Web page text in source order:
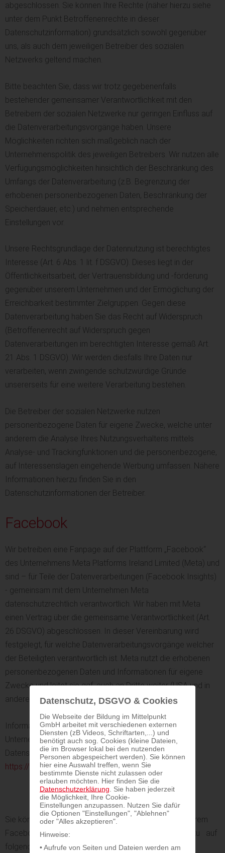
Datenschutz, DSGVO & Cookies
Die Webseite der Bildung im Mittelpunkt
GmbH arbeitet mit verschiedenen externen
Diensten (zB Videos, Schriftarten,...) und
benötigt auch sog. Cookies (kleine Dateien,
die im Browser lokal bei den nutzenden
Personen abgespeichert werden). Sie können
hier eine Auswahl treffen, wenn Sie
bestimmte Dienste nicht zulassen oder
erlauben möchten. Hier finden Sie die
Datenschutzerklärung . Sie haben jederzeit
die Möglichkeit, Ihre Cookie-
Einstellungen anzupassen. Nutzen Sie dafür
die Optionen "Einstellungen", "Ablehnen"
oder "Alles akzeptieren".
Hinweise:
• Aufrufe von Seiten und Dateien werden am
abgeschlossen. Sie können Ihre Rechte (näher hierzu siehe
unter dem Punkt Betroffenenrechte in dieser
Datenschutzinformation) grundsätzlich sowohl gegenüber
uns, als auch dem jeweiligen Betreiber des sozialen
Netzwerks geltend machen.
Bitte beachten Sie, dass wir trotz gegebenenfalls
bestehender gemeinsamer Verantwortlichkeit mit den
Betreibern der sozialen Netzwerke nur geringen Einfluss auf
die Datenverarbeitungsvorgänge haben. Unsere
Möglichkeiten richten sich maßgeblich nach der
Unternehmenspolitik des jeweiligen Betreibers. Wir nutzen alle
Verfügungsmöglichkeiten hinsichtlich der Beschränkung des
Umfangs der Datenverarbeitung (z.B. Begrenzung der
erhobenen personenbezogenen Daten, Beschränkung der
Speicherdauer, etc.) und nehmen entsprechende
Einstellungen vor.
Unsere Rechtsgrundlage der Datennutzung ist berechtigtes
Interesse (Art. 6 Abs. 1 lit. f DSGVO). Dieses liegt in der
Öffentlichkeitsarbeit, der Vertrauensbildung und -förderung
gegenüber unserem Unternehmen und der Ermöglichung der
Erreichbarkeit bestimmter Zielgruppen. Gegen diese
Datenverarbeitung haben Sie das Recht auf Widerspruch
(Betroffenenrecht auf Widerspruch gegen
Datenverarbeitungen im berechtigten Interesse gemäß Art.
21 Abs. 1 DSGVO). Wir werden diesfalls Ihre Daten nur
verarbeiten, wenn zwingende schutzwürdige Gründe
unsererseits für eine weitere Verarbeitung bestehen.
Die Betreiber der sozialen Netzwerke nutzen
personenbezogene Daten für eigene Zwecke, welche unter
anderem die Analyse Ihres Nutzungsverhaltens mittels
Analyse- und Trackingfunktionen und die personenbezogene,
auf Interessenslagen eingehende Werbung umfassen. Nähere
Informationen hierzu finden Sie in den
Datenschutzinformationen der Betreiber.
Facebook
Wir betreiben eine Fanpage auf der Plattform „Facebook“
des Unternehmens Meta Platforms Ireland Limited (Meta) und
sind – für Teile der Datenverarbeitungen (Facebook Insights)
- gemeinsam mit dem Unternehmen Meta
datenschutzrechtlich verantwortlich. Wir haben mit Meta
einen Vertrag über die gemeinsame Verantwortlichkeit (Art.
26 DSGVO) abgeschlossen. In dieser Vereinbarung wird
festgelegt, für welche Datenverarbeitungsvorgänge welcher
der Beteiligten verantwortlich ist. Meta nutzt die erhobenen
personenbezogenen Daten und Informationen für eigene
Zwecke und leitet sie ggf. auch an Dritte weiter (USA und in
andere Drittländer).
Informationen zu den Datenverarbeitungen des
Unternehmens Meta entnehmen Sie bitte der
Datenschutzerklärung des Unternehmens:
https://www.facebook.com/about/privacy/
Sie können Ihre Werbeeinstellungen selbstständig in Ihrem
Facebook-Nutzer-Account anpassen. Klicken Sie hierzu auf
folgenden Link und loggen Sie sich ein: